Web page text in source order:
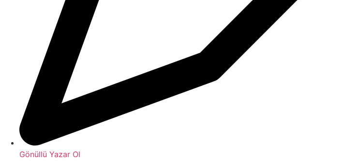
Gönüllü Yazar Ol